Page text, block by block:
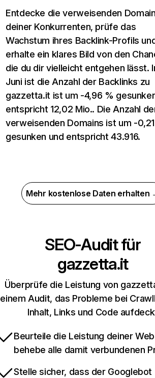
Entdecke die verweisenden
deiner Konkurrenten, prüfe das
Wachstum ihres Backlink-Profils
erhalte ein klares Bild von den
die du dir vielleicht entgehen lässt.
Juni ist die Anzahl der Backlinks zu
gazzetta.it ist um -4,96 %
entspricht 12,02 Mio.. Die Anzahl
verweisenden Domains ist um -
gesunken und entspricht 43.916.
Mehr kostenlose Daten erhalten
SEO-Audit für
gazzetta.it
Überprüfe die Leistung von
einem Audit, das Probleme bei
Inhalt, Links und Code
Beurteile die Leistung deiner
behebe alle damit verbundenen
Stelle sicher, dass der Googlebot